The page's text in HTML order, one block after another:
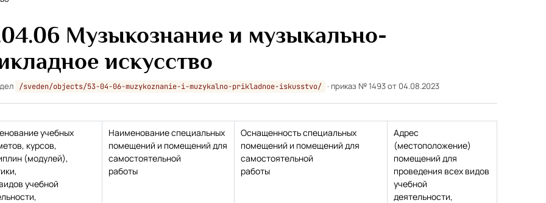
Музыкознание и музыкально-
искусство
/sveden/objects/53-04-06-muzykoznanie-i-muzykalno-prikladnoe-iskusstvo/ · приказ № 1493 от 04.08.2023
учебных
курсов,
(модулей),
учебной
Наименование специальных
помещений и помещений для
самостоятельной
работы
Оснащенность специальных
помещений и помещений для
самостоятельной
работы
Адрес
(местоположение)
помещений для
проведения всех видов
учебной
деятельности,